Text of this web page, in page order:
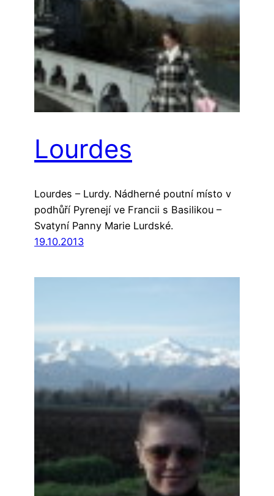
Lourdes
Lourdes – Lurdy. Nádherné poutní místo v
podhůří Pyrenejí ve Francii s Basilikou –
Svatyní Panny Marie Lurdské.
19.10.2013